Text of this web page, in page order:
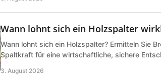
Wann lohnt sich ein Holzspalter
Wann lohnt sich ein Holzspalter? Ermitteln Sie
Spaltkraft für eine wirtschaftliche, sichere
3. August 2026